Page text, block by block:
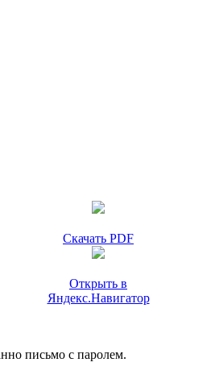
Скачать PDF
Открыть в
Яндекс.Навигатор
письмо с паролем.